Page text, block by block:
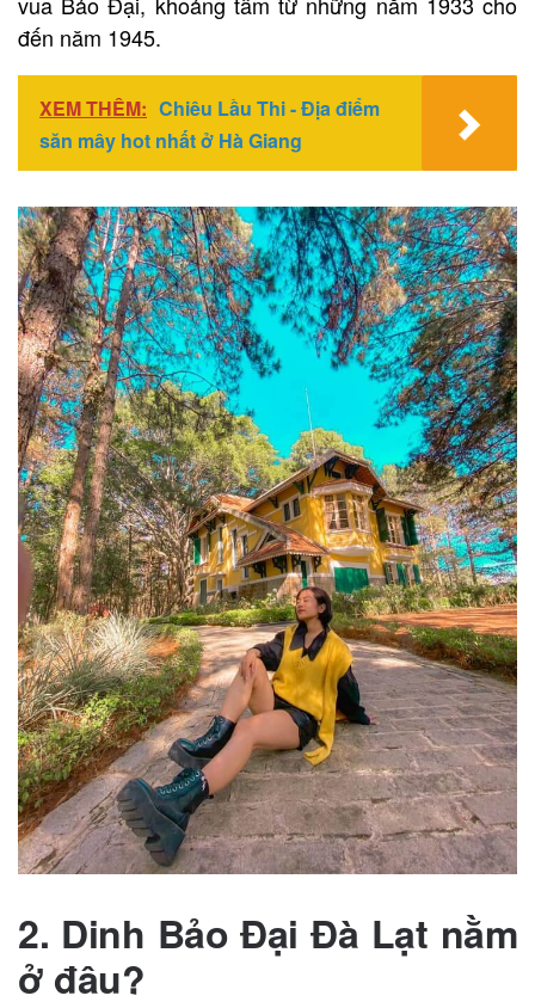
đến năm 1945.
XEM THÊM: Chiêu Lầu Thi - Địa điểm
săn mây hot nhất ở Hà Giang
2. Dinh Bảo Đại Đà Lạt nằm
ở đâu?